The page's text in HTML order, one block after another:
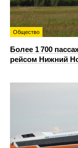
Общество
Более 1 700
рейсом Нижний